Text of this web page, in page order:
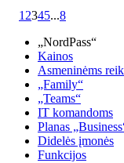
1 2345...8
„NordPass“
Kainos
Asmeninėms
„Family“
„Teams“
IT komandoms
Planas
Didelės įmonės
Funkcijos